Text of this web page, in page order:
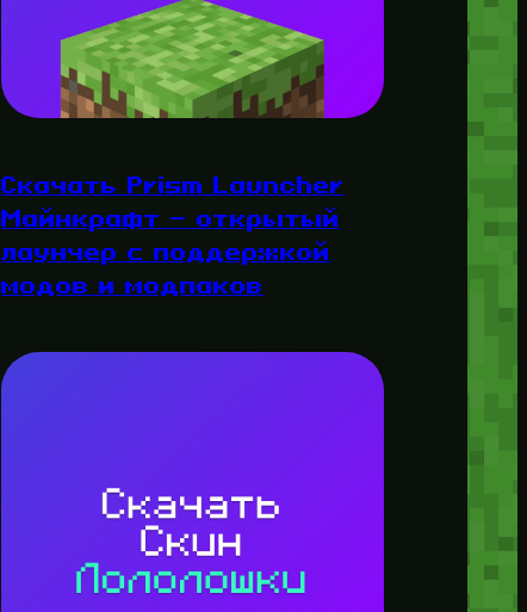
Скачать Prism Launcher
Майнкрафт — открытый
лаунчер с поддержкой
модов и модпаков